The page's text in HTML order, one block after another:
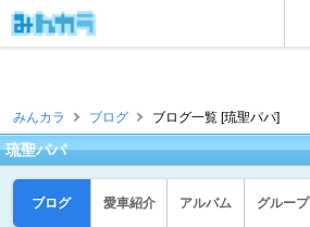
みんカラ ブログ ブログ一覧 [琉聖パパ]
琉聖パパ
ブログ 愛車紹介 アルバム グループ